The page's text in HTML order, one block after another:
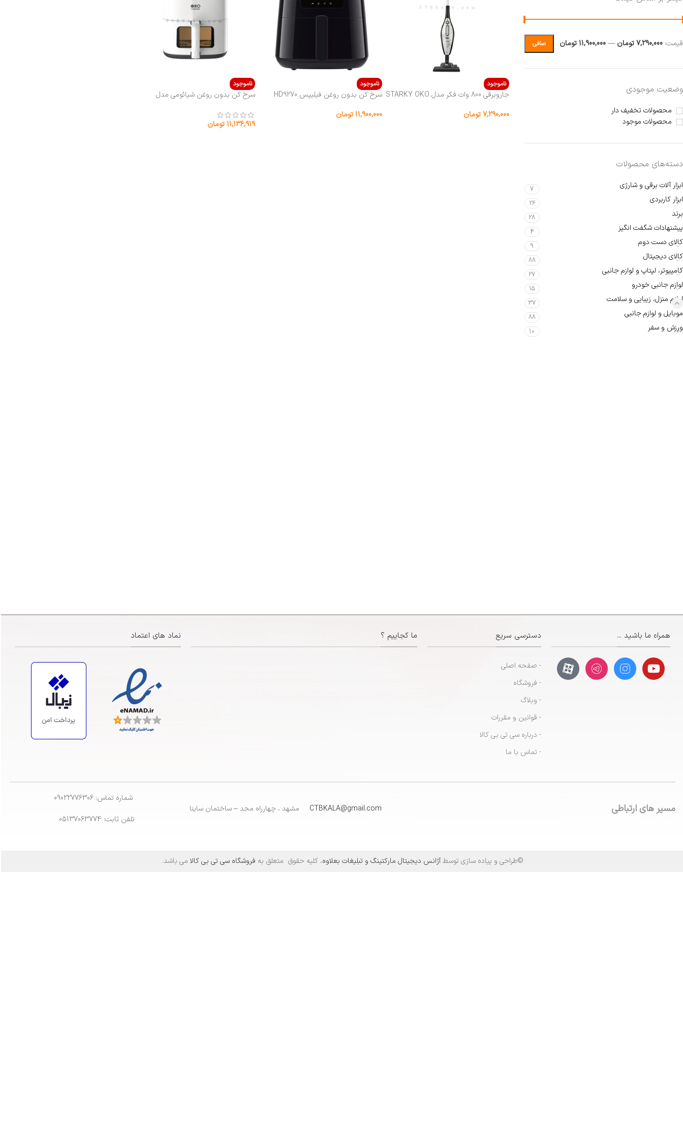
صافی قيمت: 7,290,000 تومان —11,900,000 تومان
وضعیت موجودی
محصولات تخفیف دار
محصولات موجود
دسته‌های محصولات
ابزار آلات برقی و شارژی 7
ابزار کاربردی 26
برند 28
پیشنهادات شگفت انگیز 4
کالای دست دوم 9
کالای دیجیتال 88
کامپیوتر، لپتاپ و لوازم جانبی 27
لوازم جانبی خودرو 15
لوازم منزل، زیبایی و سلامت 37
موبایل و لوازم جانبی 88
ورزش و سفر 10
ناموجود
جاروبرقی 800 وات فکر مدل STARKY OKO
7,290,000 تومان
ناموجود
سرخ کن بدون روغن فیلیپس HD9270
11,900,000 تومان
ناموجود
سرخ کن بدون روغن شیائومی مدل
11,136,919تومان
همراه ما باشید ... دسترسی سریع
- صفحه اصلی
- فروشگاه
- وبلاگ
- قوانین و مقررات
- درباره سی تی بی کالا
- تماس با ما
ما کجاییم ؟ نماد های اعتماد
مسیر های ارتباطی CTBKALA@gmail.com مشهد ، چهارراه مجد – ساختمان ساینا
شماره تماس: 09022776306
تلفن ثابت: 05137063774
©طراحی و پیاده سازی توسطآژانس دیجیتال مارکتینگ و تبلیغات بعلاوه، کلیه حقوق متعلق به فروشگاه سی تی بی کالا می باشد.